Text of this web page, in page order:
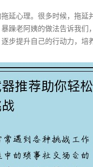
延心理。很多时候，拖
躁老阿姨的做法告诉我
步提升自己的行动力，培